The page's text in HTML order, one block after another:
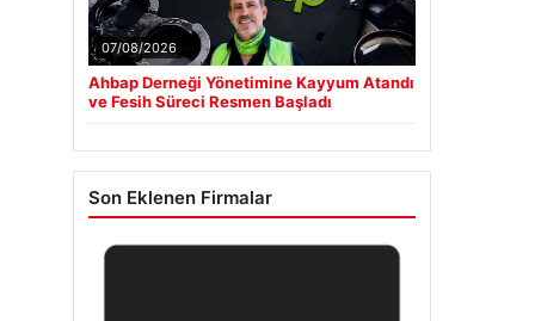
07/08/2026
Ahbap Derneği Yönetimine Kayyum Atandı
ve Fesih Süreci Resmen Başladı
Son Eklenen Firmalar